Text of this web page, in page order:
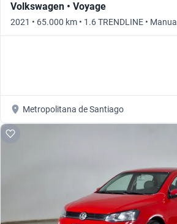
Volkswagen • Voyage
2021 • 65.000 km • 1.6 TRENDLINE • Manual
Metropolitana de Santiago